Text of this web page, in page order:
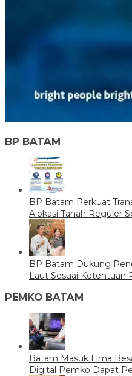
BP BATAM
BP Batam Perkuat
Alokasi Tanah Reguler
BP Batam Dukung
Laut Sesuai Ketentuan
PEMKO BATAM
Batam Masuk Lima
Digital Pemko Dapat